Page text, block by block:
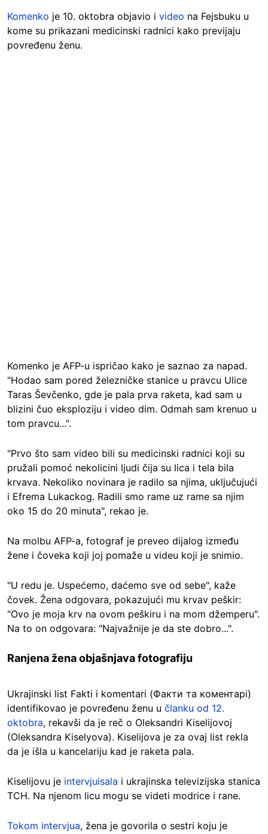
Komenko je 10. oktobra objavio i video na Fejsbuku u
kome su prikazani medicinski radnici kako previjaju
povređenu ženu.
Komenko je AFP-u ispričao kako je saznao za napad.
"Hodao sam pored železničke stanice u pravcu Ulice
Taras Ševčenko, gde je pala prva raketa, kad sam u
blizini čuo eksploziju i video dim. Odmah sam krenuo u
tom pravcu...".
"Prvo što sam video bili su medicinski radnici koji su
pružali pomoć nekolicini ljudi čija su lica i tela bila
krvava. Nekoliko novinara je radilo sa njima, uključujući
i Efrema Lukackog. Radili smo rame uz rame sa njim
oko 15 do 20 minuta", rekao je.
Na molbu AFP-a, fotograf je preveo dijalog između
žene i čoveka koji joj pomaže u videu koji je snimio.
"U redu je. Uspećemo, daćemo sve od sebe", kaže
čovek. Žena odgovara, pokazujući mu krvav peškir:
"Ovo je moja krv na ovom peškiru i na mom džemperu".
Na to on odgovara: "Najvažnije je da ste dobro...".
Ranjena žena objašnjava fotografiju
Ukrajinski list Fakti i komentari (Факти та коментарі)
identifikovao je povređenu ženu u članku od 12.
oktobra, rekavši da je reč o Oleksandri Kiselijovoj
(Oleksandra Kiselyova). Kiselijova je za ovaj list rekla
da je išla u kancelariju kad je raketa pala.
Kiselijovu je intervjuisala i ukrajinska televizijska stanica
TCH. Na njenom licu mogu se videti modrice i rane.
Tokom intervjua, žena je govorila o sestri koju je